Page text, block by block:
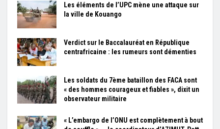
Les éléments de l’UPC mène une attaque sur
la ville de Kouango
Verdict sur le Baccalauréat en République
centrafricaine : les rumeurs sont démenties
Les soldats du 7ème bataillon des FACA sont
« des hommes courageux et fiables », dixit un
observateur militaire
« L’embargo de l’ONU est complètement à bout